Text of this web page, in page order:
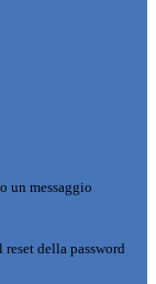
un messaggio
della password